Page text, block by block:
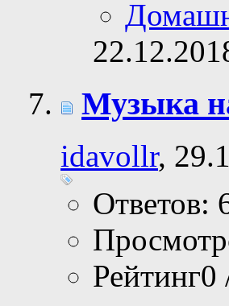
Музыка
idavollr,
Ответов:
Рейтинг0